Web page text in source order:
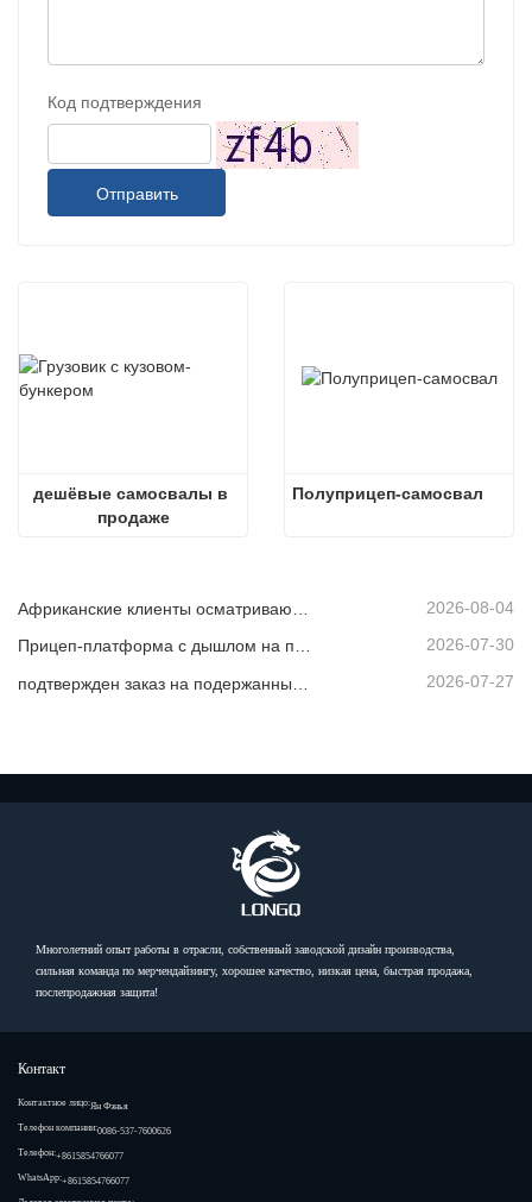
Код подтверждения
Отправить
дешёвые самосвалы в
продаже
Полуприцеп-самосвал
2026-08-04
Прицеп-платформа с дышлом на продажу 2026-07-30
2026-07-27
Контакт
Контактное лицо:Ян Фэнья
Телефон компании:0086-537-7600626
Телефон:+8615854766077
WhatsApp:+8615854766077
Многолетний опыт работы в отрасли, собственный заводской дизайн производства,
сильная команда по мерчендайзингу, хорошее качество, низкая цена, быстрая продажа,
послепродажная защита!